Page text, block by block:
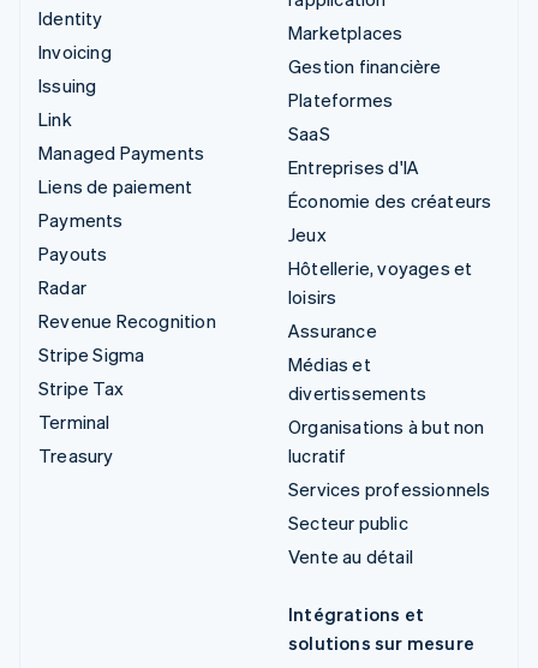
Identity
Invoicing
Issuing
Link
Managed Payments
Liens de paiement
Payments
Payouts
Radar
Revenue Recognition
Stripe Sigma
Stripe Tax
Terminal
Treasury
Marketplaces
Gestion financière
Plateformes
SaaS
Entreprises d'IA
Économie des créateurs
Jeux
Hôtellerie, voyages et
loisirs
Assurance
Médias et
divertissements
Organisations à but non
lucratif
Services professionnels
Secteur public
Vente au détail
Intégrations et
solutions sur mesure